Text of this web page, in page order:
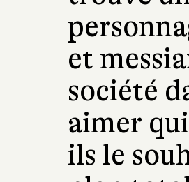
et
société
aimer
ils le